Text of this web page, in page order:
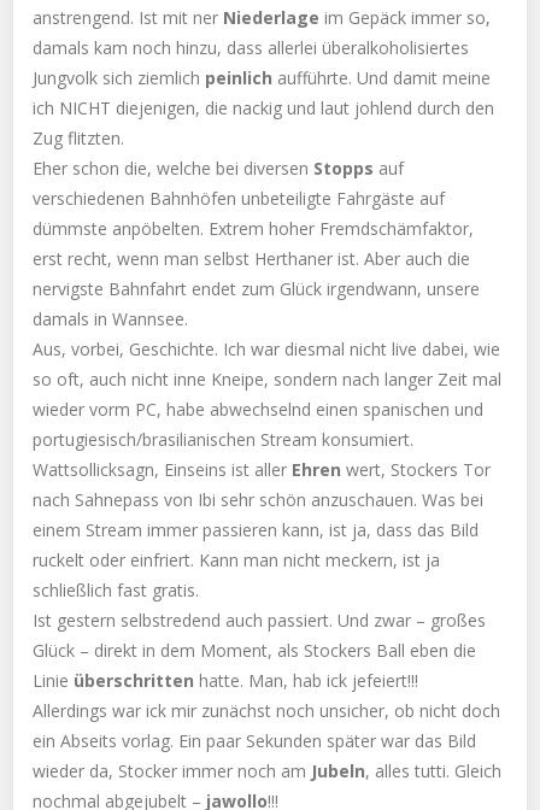
anstrengend. Ist mit ner Niederlageim Gepäck immer so,
damals kam noch hinzu, dass allerlei überalkoholisiertes
Jungvolk sich ziemlich peinlich aufführte. Und damit meine
ich NICHT diejenigen, die nackig und laut johlend durch den
Zug flitzten.
Eher schon die, welche bei diversen Stopps auf
verschiedenen Bahnhöfen unbeteiligte Fahrgäste auf
dümmste anpöbelten. Extrem hoher Fremdschämfaktor,
erst recht, wenn man selbst Herthaner ist. Aber auch die
nervigste Bahnfahrt endet zum Glück irgendwann, unsere
damals in Wannsee.
Aus, vorbei, Geschichte. Ich war diesmal nicht live dabei, wie
so oft, auch nicht inne Kneipe, sondern nach langer Zeit mal
wieder vorm PC, habe abwechselnd einen spanischen und
portugiesisch/brasilianischen Stream konsumiert.
Wattsollicksagn, Einseins ist aller Ehrenwert, Stockers Tor
nach Sahnepass von Ibi sehr schön anzuschauen. Was bei
einem Stream immer passieren kann, ist ja, dass das Bild
ruckelt oder einfriert. Kann man nicht meckern, ist ja
schließlich fast gratis.
Ist gestern selbstredend auch passiert. Und zwar – großes
Glück – direkt in dem Moment, als Stockers Ball eben die
Linie überschrittenhatte. Man, hab ick jefeiert!!!
Allerdings war ick mir zunächst noch unsicher, ob nicht doch
ein Abseits vorlag. Ein paar Sekunden später war das Bild
wieder da, Stocker immer noch am Jubeln, alles tutti. Gleich
nochmal abgejubelt – jawollo!!!